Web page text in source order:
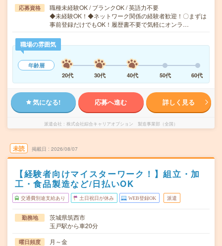
応募資格
職種未経験OK / ブランクOK / 英語力不要
◆未経験OK！◆ネットワーク関係の経験者歓迎！〇まずは
事前登録だけでもOK！履歴書不要で気軽にオンラ…
職場の雰囲気
年齢層
20代
30代 40代 50代 60代
気になる! 応募へ進む 詳しく見る
派遣会社 株式会社綜合キャリアオプション 製造事業部（全国）
未読 掲載日 2026/08/07
【経験者向けマイスターワーク！】組立・加
工・食品製造など/日払いOK
交通費別途支給あり 土日祝日が休み WEB登録OK 派遣
勤務地
茨城県筑西市
玉戸駅から車20分
曜日頻度 月～金